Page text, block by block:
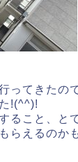
ってきたの
!(^^)!
ること、
らえるのか